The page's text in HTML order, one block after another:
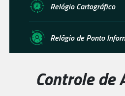
Relógio Cartográfico
Relógio de Ponto
Controle de